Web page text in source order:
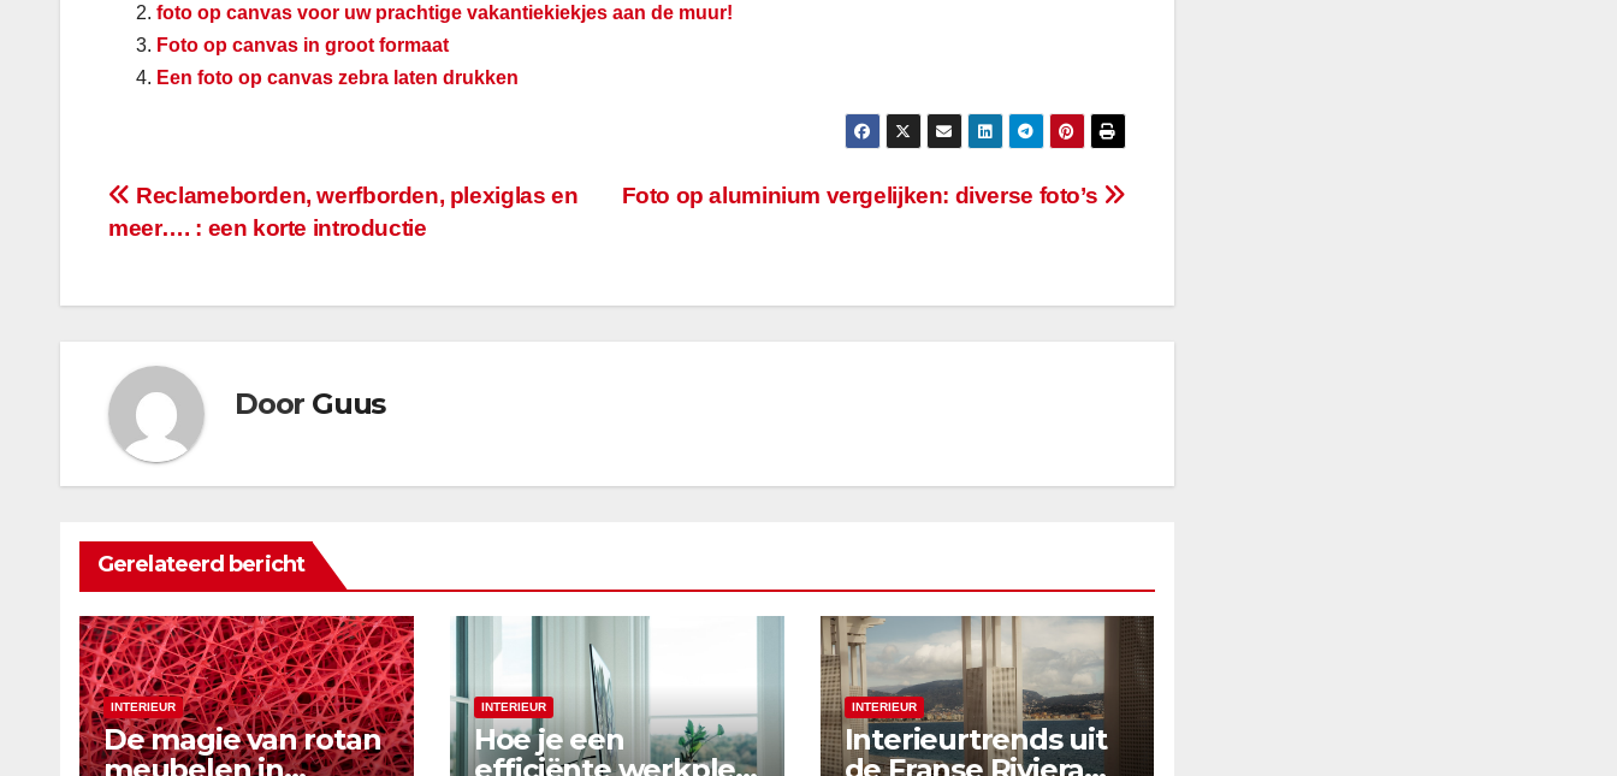
foto op canvas voor uw prachtige vakantiekiekjes aan de muur!
Foto op canvas in groot formaat
Een foto op canvas zebra laten drukken
Bericht
Foto op aluminium vergelijken: diverse foto’s
Reclameborden, werfborden, plexiglas en
meer…. : een korte introductie
Door Guus
Gerelateerd bericht
INTERIEUR
De magie van rotan
meubelen in
INTERIEUR
Hoe je een
efficiënte werkplek
INTERIEUR
Interieurtrends uit
de Franse Riviera